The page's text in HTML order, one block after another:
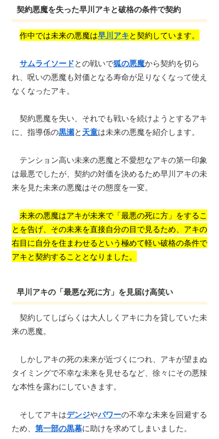
契約悪魔を失った早川アキと破格の条件で契約
作中では未来の悪魔は早川アキと契約しています。
サムライソードとの戦いで狐の悪魔から契約を切ら
れ、呪いの悪魔も対価となる寿命が足りなくなって使え
なくなったアキ。
契約悪魔を失い、それでも戦いを続けようとするアキ
に、指導係の黒瀬と天童は未来の悪魔を紹介します。
テンション高い未来の悪魔と不愛想なアキの第一印象
は最悪でしたが、契約の対価を決めるため早川アキの未
来を見た未来の悪魔はその態度を一変。
未来の悪魔はアキが未来で「最悪の死に方」をするこ
とを告げ、その未来を直接自分の目で見るため、アキの
右目に自分を住まわせるという極めて軽い破格の条件で
アキと契約することとなりました。
早川アキの「最悪な死に方」を見届け高笑い
契約してしばらくは大人しくアキに力を貸していた未
来の悪魔。
しかしアキの死の未来が近づくにつれ、アキが望まぬ
タイミングで不幸な未来を見せるなど、徐々にその悪辣
な本性を露わにしていきます。
そしてアキはデンジやパワーの不幸な未来を回避する
ため、 第一部の黒幕に助けを求めてしまいました。